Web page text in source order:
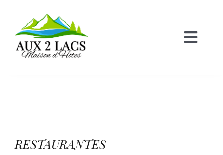
content
RESTAURANTES